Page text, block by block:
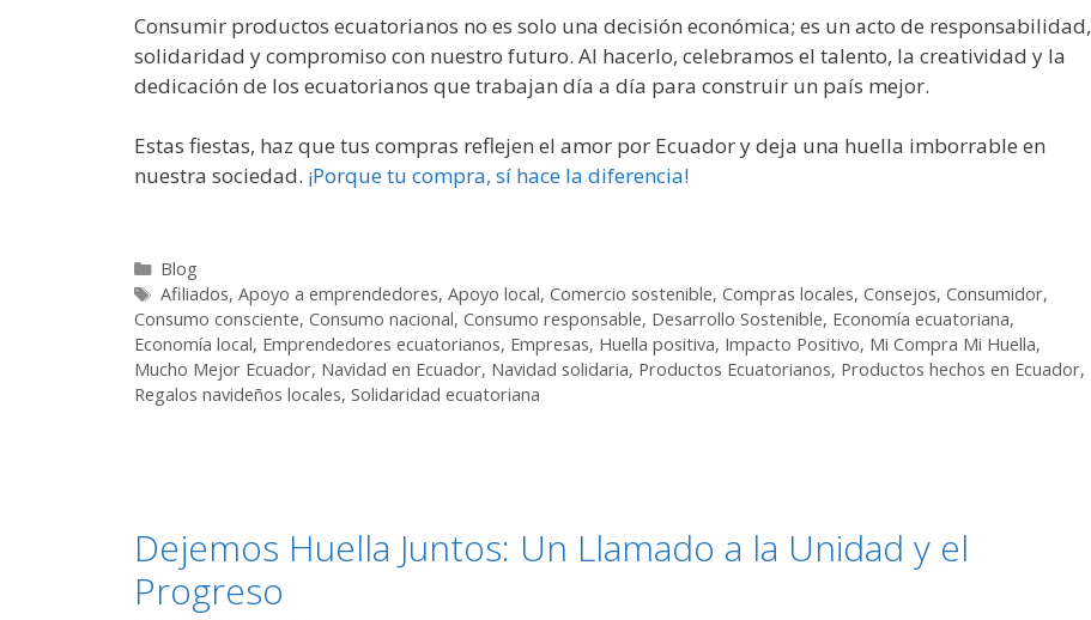
Consumir productos ecuatorianos no es solo una decisión económica; es un acto de responsabilidad,
solidaridad y compromiso con nuestro futuro. Al hacerlo, celebramos el talento, la creatividad y la
dedicación de los ecuatorianos que trabajan día a día para construir un país mejor.
Estas fiestas, haz que tus compras reflejen el amor por Ecuador y deja una huella imborrable en
nuestra sociedad. ¡Porque tu compra, sí hace la diferencia!
Blog
Afiliados, Apoyo a emprendedores, Apoyo local, Comercio sostenible, Compras locales, Consejos, Consumidor,
Consumo consciente, Consumo nacional, Consumo responsable, Desarrollo Sostenible, Economía ecuatoriana,
Economía local, Emprendedores ecuatorianos, Empresas, Huella positiva, Impacto Positivo, Mi Compra Mi Huella,
Mucho Mejor Ecuador, Navidad en Ecuador, Navidad solidaria, Productos Ecuatorianos, Productos hechos en Ecuador,
Regalos navideños locales, Solidaridad ecuatoriana
Dejemos Huella Juntos: Un Llamado a la Unidad y el
Progreso